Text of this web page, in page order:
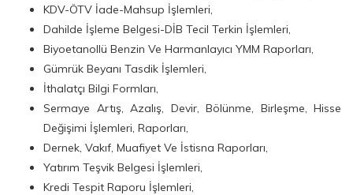
KDV-ÖTV İade-Mahsup İşlemleri,
Dahilde İşleme Belgesi-DİB Tecil Terkin İşlemleri,
Biyoetanollü Benzin Ve Harmanlayıcı YMM Raporları,
Gümrük Beyanı Tasdik İşlemleri,
İthalatçı Bilgi Formları,
Sermaye Artış, Azalış, Devir, Bölünme, Birleşme, Hisse
Değişimi İşlemleri, Raporları,
Dernek, Vakıf, Muafiyet Ve İstisna Raporları,
Yatırım Teşvik Belgesi İşlemleri,
Kredi Tespit Raporu İşlemleri,